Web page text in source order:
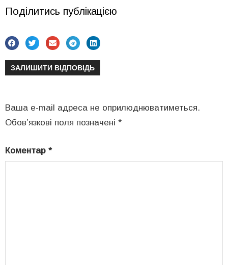
Поділитись публікацією
ЗАЛИШИТИ ВІДПОВІДЬ
Ваша e-mail адреса не оприлюднюватиметься.
Обов’язкові поля позначені *
Коментар *